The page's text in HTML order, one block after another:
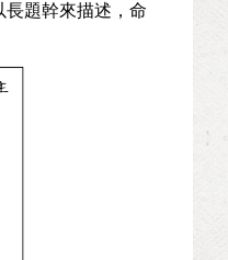
題幹來描述，命